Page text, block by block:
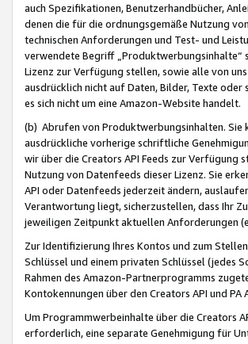
auch Spezifikationen, Benutzerhandbücher,
denen die für die ordnungsgemäße Nutzung
technischen Anforderungen und Test- und
verwendete Begriff „Produktwerbungsinhalte“
Lizenz zur Verfügung stellen, sowie alle von
ausdrücklich nicht auf Daten, Bilder, Texte
es sich nicht um eine Amazon-Website handelt.
(b) Abrufen von Produktwerbungsinhalten. Sie
ausdrückliche vorherige schriftliche
wir über die Creators API Feeds zur
Nutzung von Datenfeeds dieser Lizenz. Sie
API oder Datenfeeds jederzeit ändern,
Verantwortung liegt, sicherzustellen, dass Ihr
jeweiligen Zeitpunkt aktuellen Anforderungen
Zur Identifizierung Ihres Kontos und zum
Schlüssel und einem privaten Schlüssel (jedes
Rahmen des Amazon-Partnerprogramms
Kontokennungen über den Creators API und
Um Programmwerbeinhalte über die Creators
erforderlich, eine separate Genehmigung für